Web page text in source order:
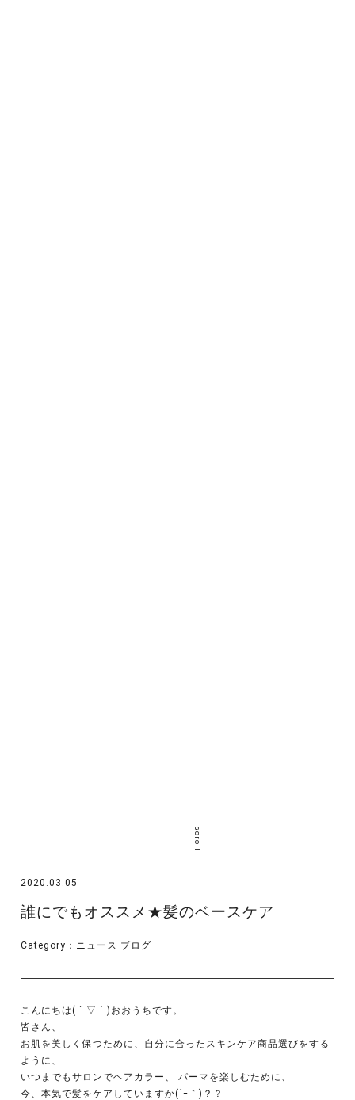
scroll
2020.03.05
誰にでもオススメ★髪のベースケア
Category： ニュース ブログ
こんにちは( ´ ▽ ` )おおうちです。
皆さん、
お肌を美しく保つために、自分に合ったスキンケア商品選びをする
ように、
いつまでもサロンでヘアカラー、 パーマを楽しむために、
今、本気で髪をケアしていますか(´ｰ｀)？？